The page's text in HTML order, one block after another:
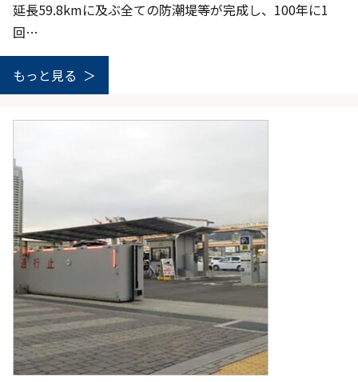
延長59.8kmに及ぶ全ての防潮堤等が完成し、100年に1
回…
もっと見る